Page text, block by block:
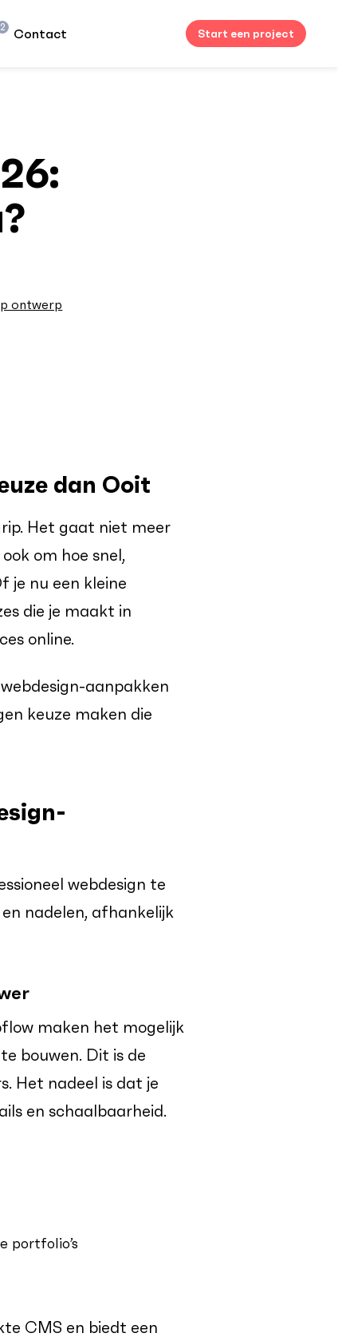
2 Contact Start een project
ontwerp
dan Ooit
Het gaat niet meer
om hoe snel,
je nu een kleine
die je maakt in
online.
aanpakken
keuze maken die
webdesign te
nadelen, afhankelijk
maken het mogelijk
bouwen. Dit is de
Het nadeel is dat je
en schaalbaarheid.
portfolio’s
CMS en biedt een